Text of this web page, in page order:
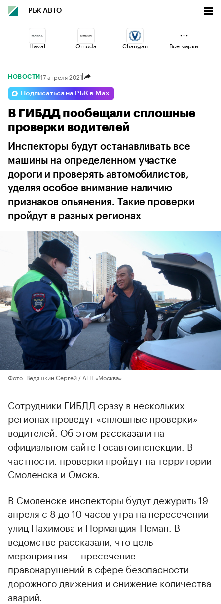
РБК АВТО
Haval Omoda Changan
Volga Voyah
Lada Jaecoo Geely
Все марки
НОВОСТИ 17 апреля 2021
Подписаться на РБК в Max
В ГИБДД пообещали сплошные
проверки водителей
Инспекторы будут останавливать все
машины на определенном участке
дороги и проверять автомобилистов,
уделяя особое внимание наличию
признаков опьянения. Такие проверки
пройдут в разных регионах
Фото: Ведяшкин Сергей / АГН «Москва»
Сотрудники ГИБДД сразу в нескольких
регионах проведут «сплошные проверки»
водителей. Об этом рассказали на
официальном сайте Госавтоинспекции. В
частности, проверки пройдут на территории
Смоленска и Омска.
В Смоленске инспекторы будут дежурить 19
апреля с 8 до 10 часов утра на пересечении
улиц Нахимова и Нормандия-Неман. В
ведомстве рассказали, что цель
мероприятия — пресечение
правонарушений в сфере безопасности
дорожного движения и снижение количества
аварий.